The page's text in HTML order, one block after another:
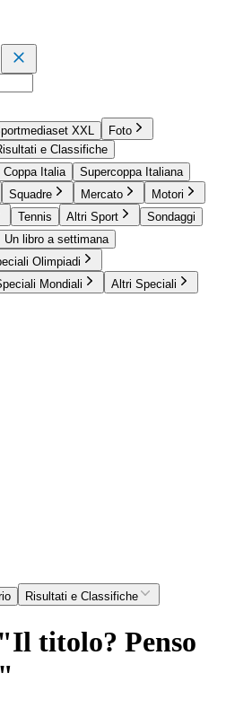
XXL
Foto
e Classifiche
Coppa Italia
Supercoppa Italiana
Squadre Mercato
Motori
Tennis Altri Sport
Sondaggi
Un libro a settimana
Olimpiadi
Mondiali Altri Speciali
Risultati e Classifiche
titolo? Penso